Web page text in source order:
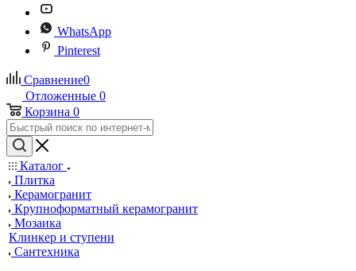
WhatsApp
Pinterest
Сравнение0
Отложенные 0
Корзина 0
Каталог
Плитка
Керамогранит
Крупноформатный керамогранит
Мозаика
Клинкер и ступени
Сантехника